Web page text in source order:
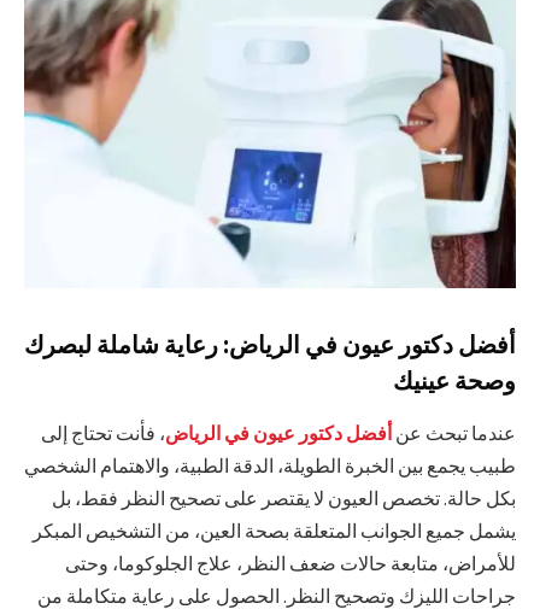
أفضل دكتور عيون في الرياض: رعاية شاملة لبصرك
وصحة عينيك
عندما تبحث عن أفضل دكتور عيون في الرياض، فأنت تحتاج إلى
طبيب يجمع بين الخبرة الطويلة، الدقة الطبية، والاهتمام الشخصي
بكل حالة. تخصص العيون لا يقتصر على تصحيح النظر فقط، بل
يشمل جميع الجوانب المتعلقة بصحة العين، من التشخيص المبكر
للأمراض، متابعة حالات ضعف النظر، علاج الجلوكوما، وحتى
جراحات الليزك وتصحيح النظر. الحصول على رعاية متكاملة من